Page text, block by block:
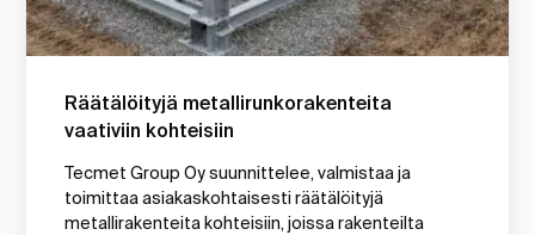
Räätälöityjä metallirunkorakenteita
vaativiin kohteisiin
Tecmet Group Oy suunnittelee, valmistaa ja
toimittaa asiakaskohtaisesti räätälöityjä
metallirakenteita kohteisiin, joissa rakenteilta